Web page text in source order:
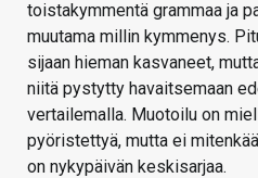
toistakymmentä grammaa ja
muutama millin kymmenys.
sijaan hieman kasvaneet,
niitä pystytty havaitsemaan
vertailemalla. Muotoilu on
pyöristettyä, mutta ei
on nykypäivän keskisarjaa.